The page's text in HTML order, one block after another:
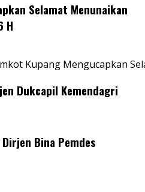
Selamat Menunaikan
H
Kupang Mengucapkan
Dukcapil Kemendagri
Bina Pemdes